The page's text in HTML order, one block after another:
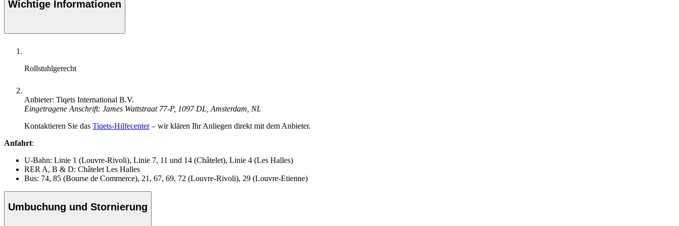
Wichtige Informationen
Rollstuhlgerecht
Anbieter: Tiqets International B.V.
Eingetragene Anschrift: James Wattstraat 77-P, 1097 DL, Amsterdam, NL
Kontaktieren Sie das Tiqets-Hilfecenter– wir klären Ihr Anliegen direkt mit dem Anbieter.
Anfahrt:
U-Bahn: Linie 1 (Louvre-Rivoli), Linie 7, 11 und 14 (Châtelet), Linie 4 (Les Halles)
RER A, B & D: Châtelet Les Halles
Bus: 74, 85 (Bourse de Commerce), 21, 67, 69, 72 (Louvre-Rivoli), 29 (Louvre-Etienne)
Umbuchung und Stornierung